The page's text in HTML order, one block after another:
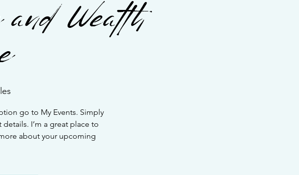
Wealth
go to My Events. Simply
I’m a great place to
about your upcoming